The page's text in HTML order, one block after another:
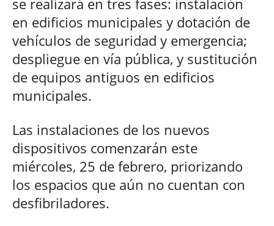
en edificios municipales y dotación de
vehículos de seguridad y emergencia;
despliegue en vía pública, y sustitución
de equipos antiguos en edificios
municipales.
Las instalaciones de los nuevos
dispositivos comenzarán este
miércoles, 25 de febrero, priorizando
los espacios que aún no cuentan con
desfibriladores.